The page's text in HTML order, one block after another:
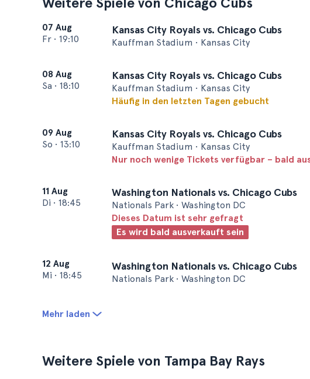
07 Aug
Fr • 19:10
Kansas City Royals vs. Chicago Cubs
Kauffman Stadium • Kansas City
08 Aug
Sa • 18:10
Kansas City Royals vs. Chicago Cubs
Kauffman Stadium • Kansas City
Häufig in den letzten Tagen gebucht
09 Aug
So • 13:10
Kansas City Royals vs. Chicago Cubs
Kauffman Stadium • Kansas City
Nur noch wenige Tickets verfügbar – bald
11 Aug
Di • 18:45
Washington Nationals vs. Chicago Cubs
Nationals Park • Washington DC
Dieses Datum ist sehr gefragt
Es wird bald ausverkauft sein
12 Aug
Mi • 18:45
Washington Nationals vs. Chicago Cubs
Nationals Park • Washington DC
Mehr laden
Weitere Spiele von Tampa Bay Rays